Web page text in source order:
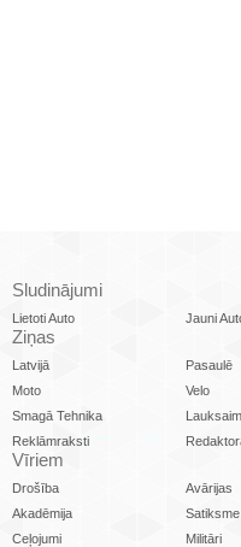
Sludinājumi
Lietoti Auto Jauni
Ziņas
Latvijā Pasaulē
Moto
Velo
Smagā Tehnika
Reklāmraksti
Vīriem
Drošība Avārijas
Akadēmija
Satiksme
Ceļojumi
Militāri